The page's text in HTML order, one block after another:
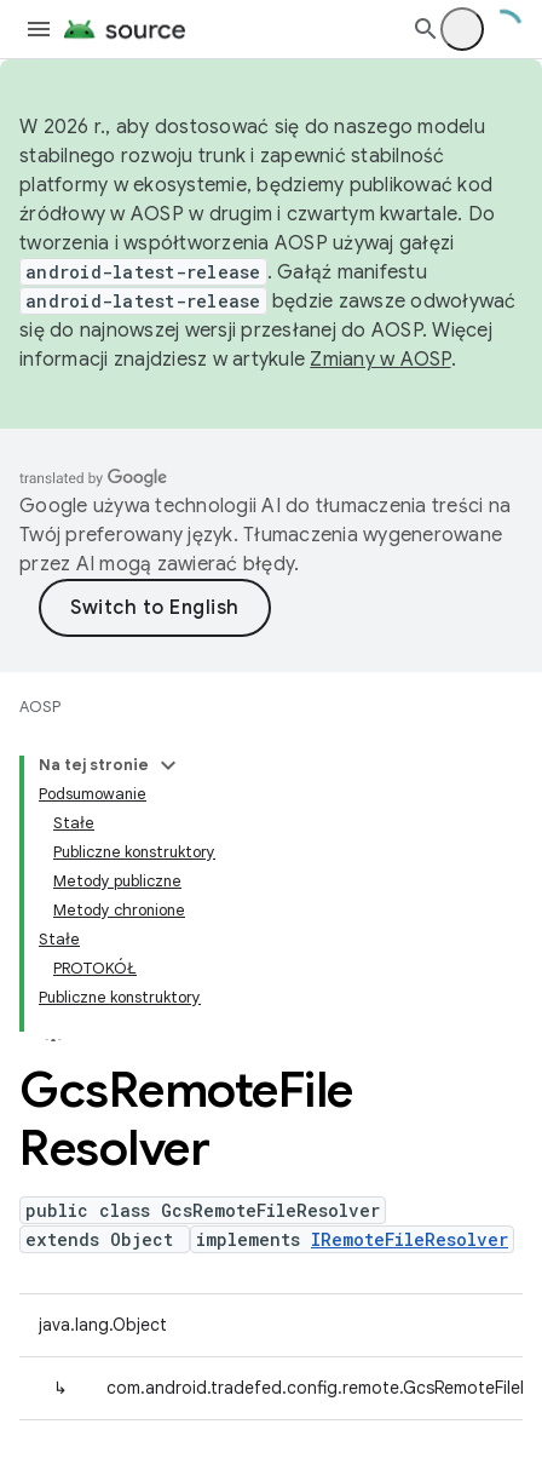
W 2026 r., aby dostosować się do naszego modelu
stabilnego rozwoju trunk i zapewnić stabilność
platformy w ekosystemie, będziemy publikować kod
źródłowy w AOSP w drugim i czwartym kwartale. Do
tworzenia i współtworzenia AOSP używaj gałęzi
android-latest-release . Gałąź manifestu
android-latest-release będzie zawsze odwoływać
się do najnowszej wersji przesłanej do AOSP. Więcej
informacji znajdziesz w artykule Zmiany w AOSP.
Google używa technologii AI do tłumaczenia treści na
Twój preferowany język. Tłumaczenia wygenerowane
przez AI mogą zawierać błędy.
AOSP
Na tej stronie
Podsumowanie
Stałe
Publiczne konstruktory
Metody publiczne
Metody chronione
Stałe
PROTOKÓŁ
Publiczne konstruktory
GcsRemoteFile
Resolver
public class GcsRemoteFileResolver
extends Object
implements IRemoteFileResolver
java.lang.Object
↳